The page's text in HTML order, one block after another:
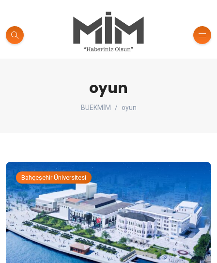
oyun
BUEKMİM oyun
Bahçeşehir Üniversitesi